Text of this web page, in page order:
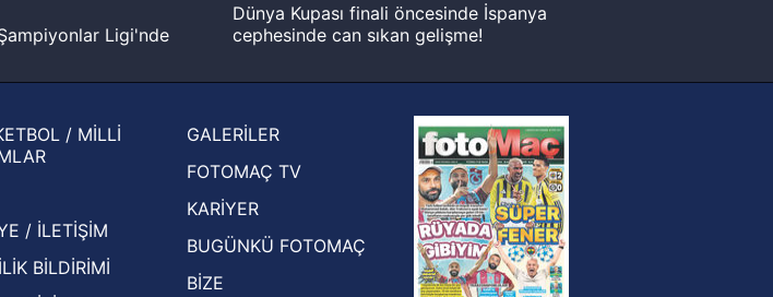
Ligi'nde
olan manşetler!
Avrupa Ligi'nde 3. Ön
rakipleri belli oldu!
Dünya Kupası finali öncesinde İspanya
cephesinde can sıkan gelişme!
Hernan Crespo, Meksika Ligi
ekiplerinden Atlas'ın yeni teknik direktörü
oldu
/ MİLLİ
/ İLETİŞİM
BİLDİRİMİ
GALERİLER
FOTOMAÇ TV
KARİYER
BUGÜNKÜ FOTOMAÇ
BİZE